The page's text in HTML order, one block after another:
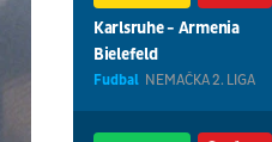
Karlsruhe - Armenia
Bielefeld
Fudbal NEMAČKA 2. LIGA